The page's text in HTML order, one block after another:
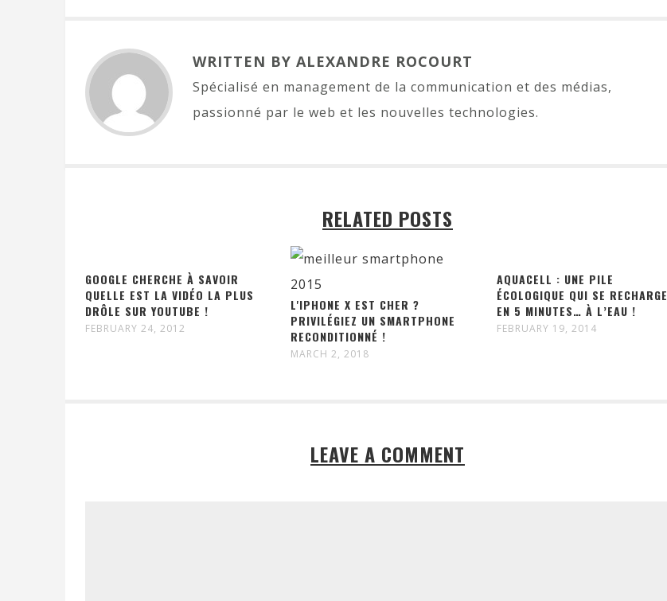
WRITTEN BY ALEXANDRE ROCOURT
Spécialisé en management de la communication et des médias,
passionné par le web et les nouvelles technologies.
RELATED POSTS
GOOGLE CHERCHE À SAVOIR
QUELLE EST LA VIDÉO LA PLUS
DRÔLE SUR YOUTUBE !
FEBRUARY 24, 2012
L'IPHONE X EST CHER ?
PRIVILÉGIEZ UN SMARTPHONE
RECONDITIONNÉ !
MARCH 2, 2018
AQUACELL : UNE PILE
ÉCOLOGIQUE QUI SE RECHARGE
EN 5 MINUTES… À L’EAU !
FEBRUARY 19, 2014
LEAVE A COMMENT